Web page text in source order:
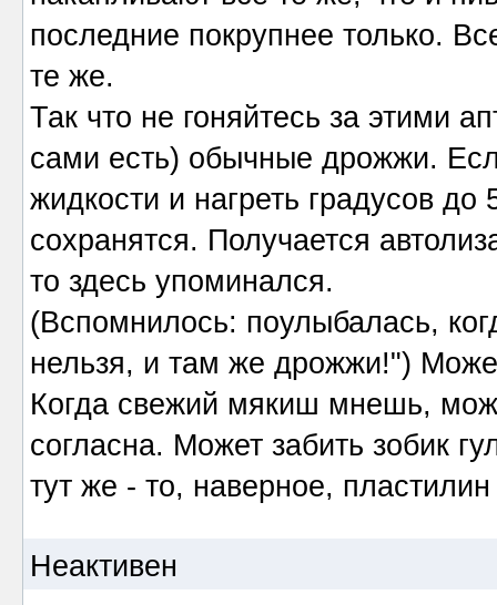
последние покрупнее только.
те же.
Так что не гоняйтесь за этими
сами есть) обычные дрожжи.
жидкости и нагреть градусов
сохранятся. Получается
то здесь упоминался.
(Вспомнилось: поулыбалась,
нельзя, и там же дрожжи!")
Когда свежий мякиш мнешь,
согласна. Может забить зобик
тут же - то, наверное,
Неактивен